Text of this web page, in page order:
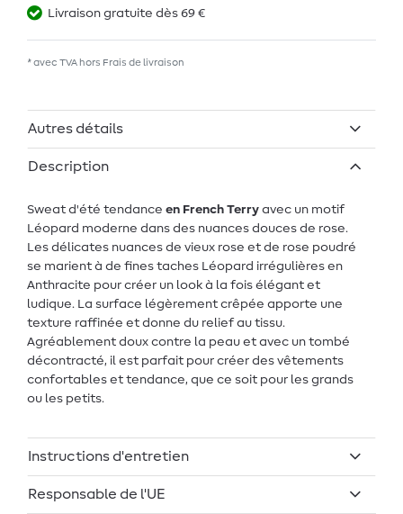
Livraison gratuite dès 69 €
* avec TVA hors Frais de livraison
Autres détails
Description
Sweat d'été tendance en French Terry avec un motif
Léopard moderne dans des nuances douces de rose.
Les délicates nuances de vieux rose et de rose poudré
se marient à de fines taches Léopard irrégulières en
Anthracite pour créer un look à la fois élégant et
ludique. La surface légèrement crêpée apporte une
texture raffinée et donne du relief au tissu.
Agréablement doux contre la peau et avec un tombé
décontracté, il est parfait pour créer des vêtements
confortables et tendance, que ce soit pour les grands
ou les petits.
Instructions d'entretien
Responsable de l'UE